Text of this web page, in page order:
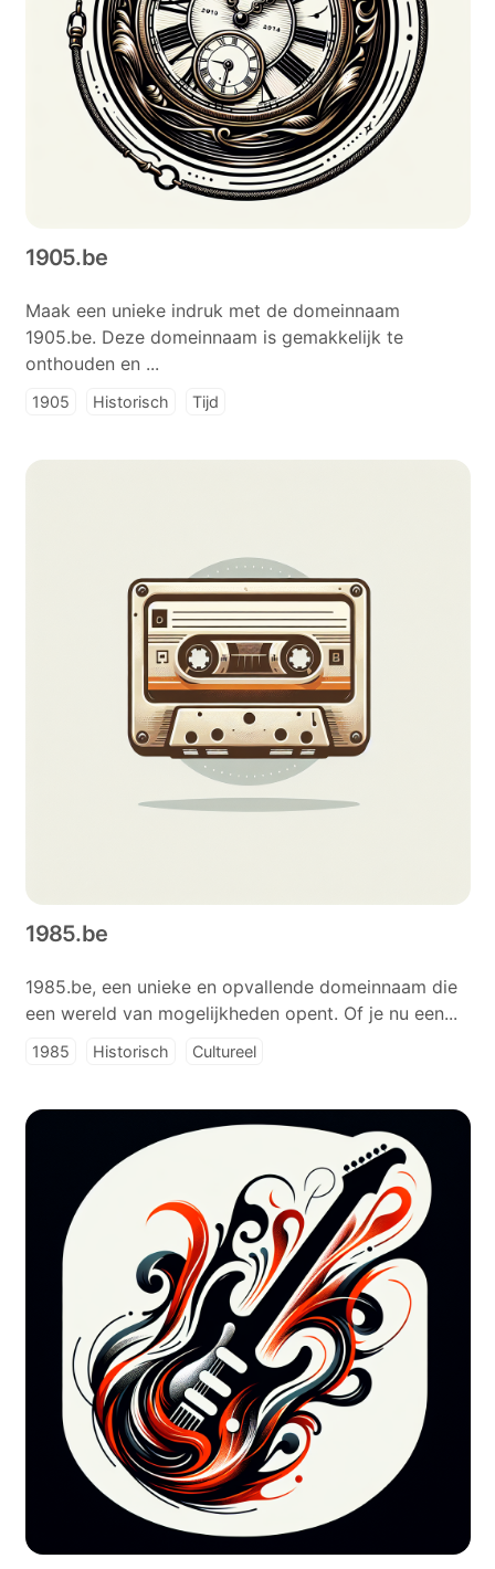
1905.be
Maak een unieke indruk met de domeinnaam
1905.be. Deze domeinnaam is gemakkelijk te
onthouden en ...
1905 Historisch Tijd
1985.be
1985.be, een unieke en opvallende domeinnaam die
een wereld van mogelijkheden opent. Of je nu een...
1985 Historisch Cultureel